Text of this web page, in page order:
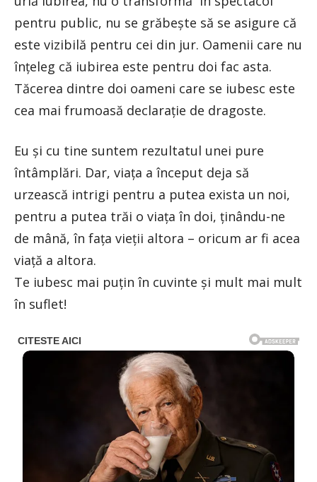
pentru public, nu se grăbește să se asigure că
este vizibilă pentru cei din jur. Oamenii care nu
înțeleg că iubirea este pentru doi fac asta.
Tăcerea dintre doi oameni care se iubesc este
cea mai frumoasă declarație de dragoste.
Eu și cu tine suntem rezultatul unei pure
întâmplări. Dar, viața a început deja să
urzească intrigi pentru a putea exista un noi,
pentru a putea trăi o viața în doi, ținându-ne
de mână, în fața vieții altora – oricum ar fi acea
viață a altora.
Te iubesc mai puțin în cuvinte și mult mai mult
în suflet!